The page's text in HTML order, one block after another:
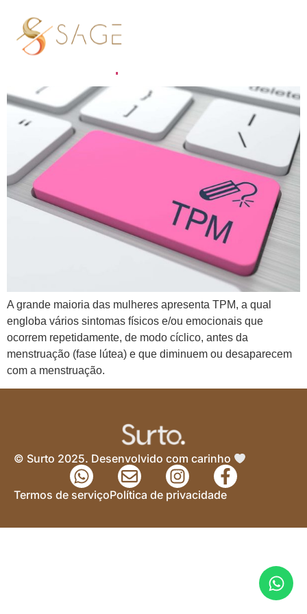
Tag: TPM
TPM e Acupuntura
A grande maioria das mulheres apresenta TPM, a qual
engloba vários sintomas físicos e/ou emocionais que
ocorrem repetidamente, de modo cíclico, antes da
menstruação (fase lútea) e que diminuem ou desaparecem
com a menstruação.
© Surto 2025. Desenvolvido com carinho
Termos de serviçoPolítica de privacidade